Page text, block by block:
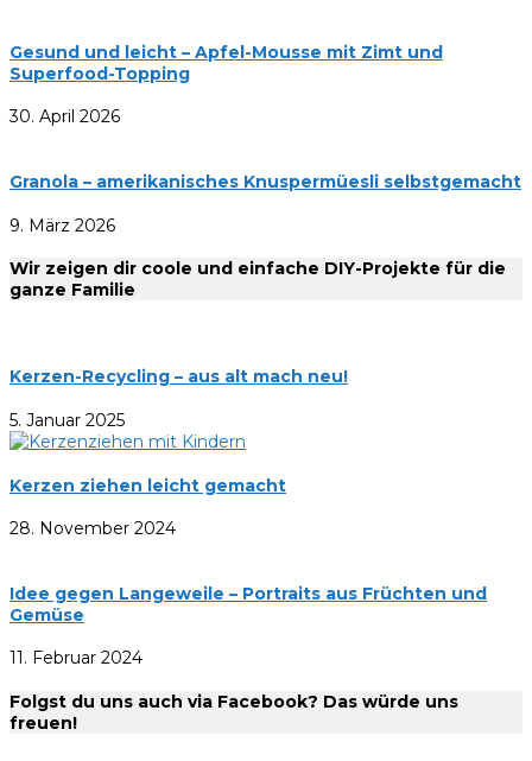
Gesund und leicht – Apfel-Mousse mit Zimt und
Superfood-Topping
30. April 2026
Granola – amerikanisches Knuspermüesli selbstgemacht
9. März 2026
Wir zeigen dir coole und einfache DIY-Projekte für die
ganze Familie
Kerzen-Recycling – aus alt mach neu!
5. Januar 2025
Kerzen ziehen leicht gemacht
28. November 2024
Idee gegen Langeweile – Portraits aus Früchten und
Gemüse
11. Februar 2024
Folgst du uns auch via Facebook? Das würde uns
freuen!